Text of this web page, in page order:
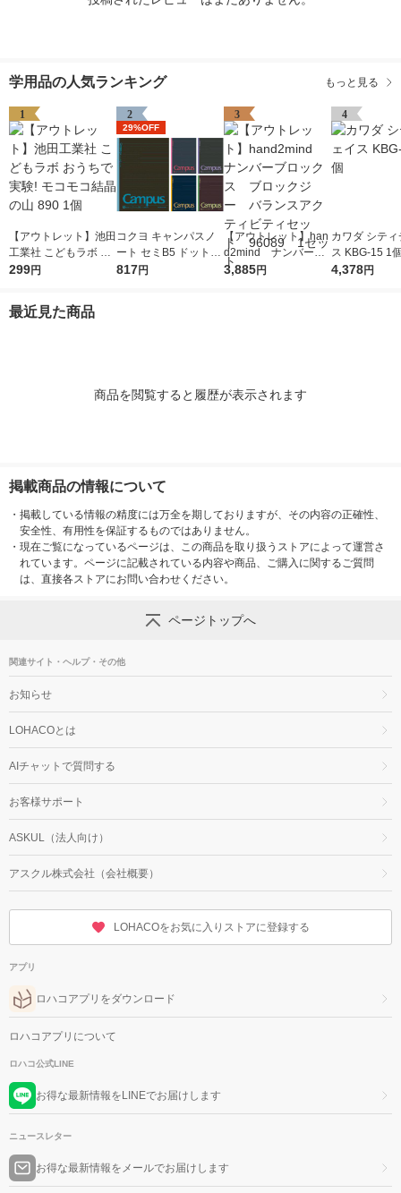
学用品の人気ランキング もっと見る
1
【アウトレット】池田
工業社 こどもラボ お
うちで実験! モコモコ
299円
2
29%OFF
コクヨ キャンパスノ
ート セミB5 ドット入
り罫線・カラー表紙 A
817円
3
【アウトレット】han
d2mind ナンバーブ
ロックス ブロックジ
3,885円
4
カワダ シテ
ス KBG-15 1
4,378円
最近見た商品
商品を閲覧すると履歴が表示されます
掲載商品の情報について
・ 掲載している情報の精度には万全を期しておりますが、その内容の正確性、
安全性、有用性を保証するものではありません。
・ 現在ご覧になっているページは、この商品を取り扱うストアによって運営さ
れています。ページに記載されている内容や商品、ご購入に関するご質問
は、直接各ストアにお問い合わせください。
ページトップへ
関連サイト・ヘルプ・その他
お知らせ
LOHACOとは
AIチャットで質問する
お客様サポート
ASKUL（法人向け）
アスクル株式会社（会社概要）
LOHACOをお気に入りストアに登録する
アプリ
ロハコアプリをダウンロード
ロハコアプリについて
ロハコ公式LINE
お得な最新情報をLINEでお届けします
ニュースレター
お得な最新情報をメールでお届けします